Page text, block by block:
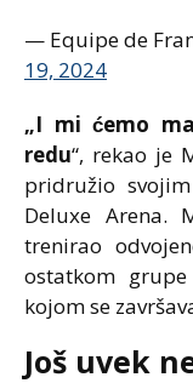
— Equipe de
19, 2024
„I mi ćemo
redu“, rekao je
pridružio
Deluxe Arena.
trenirao
ostatkom
kojom se
Još uvek